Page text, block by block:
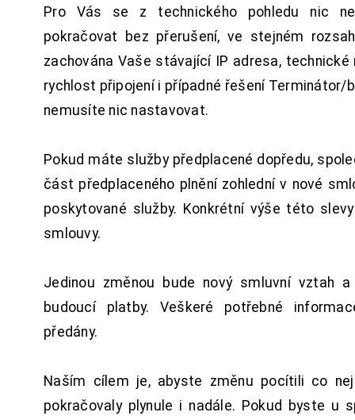
Pro Vás se z technického pohledu nic
pokračovat bez přerušení, ve stejném
zachována Vaše stávající IP adresa, technické
rychlost připojení i případné řešení Terminátor/
nemusíte nic nastavovat.
Pokud máte služby předplacené dopředu,
část předplaceného plnění zohlední v nové
poskytované služby. Konkrétní výše této
smlouvy.
Jedinou změnou bude nový smluvní vztah
budoucí platby. Veškeré potřebné
předány.
Naším cílem je, abyste změnu pocítili co
pokračovaly plynule i nadále. Pokud byste u